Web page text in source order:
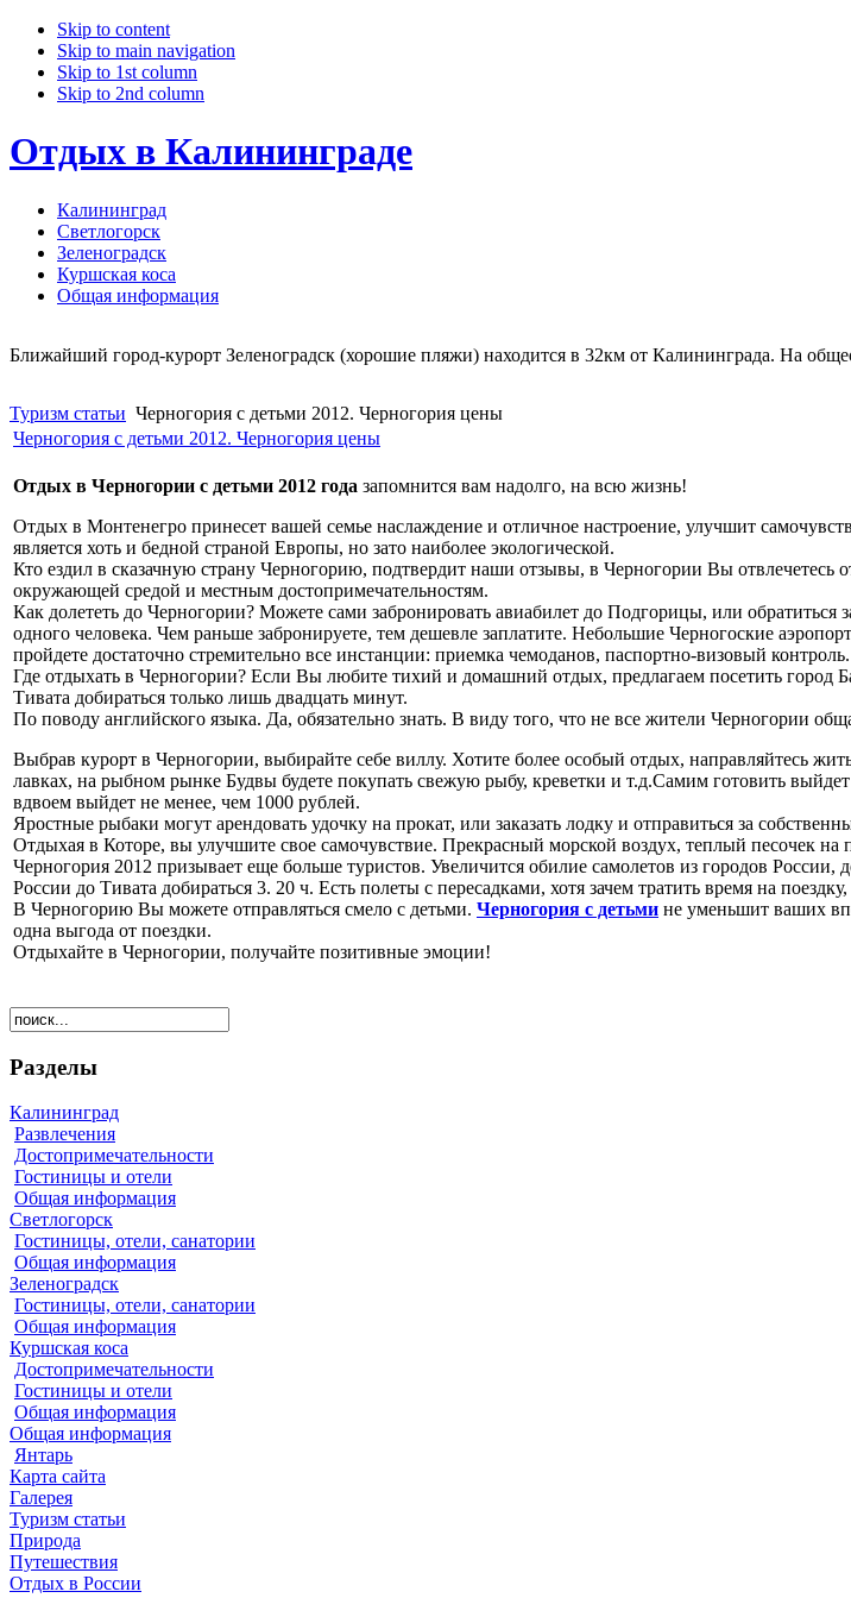
Skip to content
Skip to main navigation
Skip to 1st column
Skip to 2nd column
Отдых в Калининграде
Калининград
Светлогорск
Зеленоградск
Куршская коса
Общая информация
Ближайший город-курорт Зеленоградск (хорошие пляжи) находится в 32км от Калининграда. На
Туризм статьи Черногория с детьми 2012. Черногория цены
Черногория с детьми 2012. Черногория цены
Отдых в Черногории с детьми 2012 года запомнится вам надолго, на всю жизнь!
Отдых в Монтенегро принесет вашей семье наслаждение и отличное настроение, улучшит
является хоть и бедной страной Европы, но зато наиболее экологической.
Кто ездил в сказачную страну Черногорию, подтвердит наши отзывы, в Черногории Вы отвлечетесь
окружающей средой и местным достопримечательностям.
Как долететь до Черногории? Можете сами забронировать авиабилет до Подгорицы, или
одного человека. Чем раньше забронируете, тем дешевле заплатите. Небольшие Черногоские
пройдете достаточно стремительно все инстанции: приемка чемоданов, паспортно-визовый контроль.
Где отдыхать в Черногории? Если Вы любите тихий и домашний отдых, предлагаем посетить город
Тивата добираться только лишь двадцать минут.
По поводу английского языка. Да, обязательно знать. В виду того, что не все жители Черногории
Выбрав курорт в Черногории, выбирайте себе виллу. Хотите более особый отдых, направляйтесь
лавках, на рыбном рынке Будвы будете покупать свежую рыбу, креветки и т.д.Самим готовить
вдвоем выйдет не менее, чем 1000 рублей.
Яростные рыбаки могут арендовать удочку на прокат, или заказать лодку и отправиться за
Отдыхая в Которе, вы улучшите свое самочувствие. Прекрасный морской воздух, теплый песочек на
Черногория 2012 призывает еще больше туристов. Увеличится обилие самолетов из городов
России до Тивата добираться 3. 20 ч. Есть полеты с пересадками, хотя зачем тратить время на
В Черногорию Вы можете отправляться смело с детьми. Черногория с детьми не уменьшит ваших
одна выгода от поездки.
Отдыхайте в Черногории, получайте позитивные эмоции!
Разделы
Калининград
Развлечения
Достопримечательности
Гостиницы и отели
Общая информация
Светлогорск
Гостиницы, отели, санатории
Общая информация
Зеленоградск
Гостиницы, отели, санатории
Общая информация
Куршская коса
Достопримечательности
Гостиницы и отели
Общая информация
Общая информация
Янтарь
Карта сайта
Галерея
Туризм статьи
Природа
Путешествия
Отдых в России